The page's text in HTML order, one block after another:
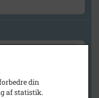
din
af statistik.